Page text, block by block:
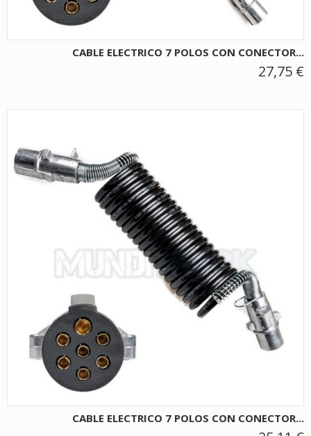
CABLE ELECTRICO 7 POLOS CON CONECTOR...
27,75 €
CABLE ELECTRICO 7 POLOS CON CONECTOR...